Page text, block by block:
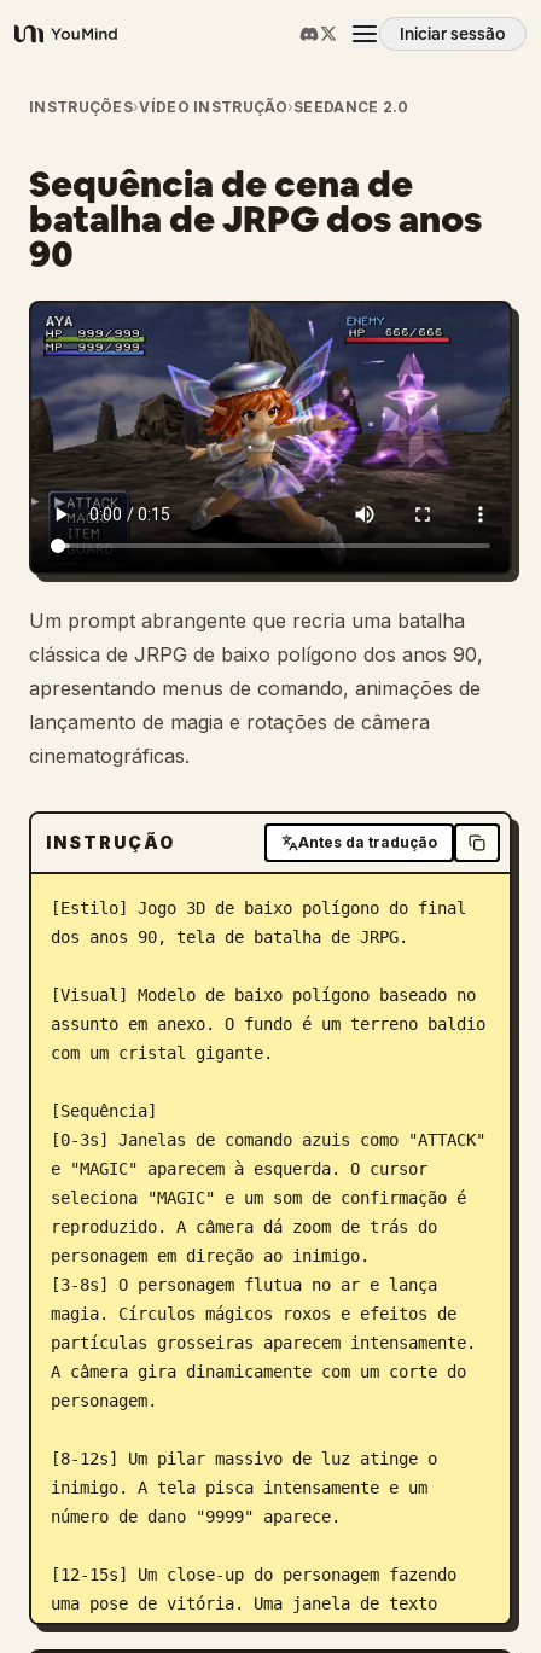
YouMind
Iniciar sessão
Visão geral
Casos de uso
Habilidades
Prompts
Preços
Transferir
Blogue
Atualizações
INSTRUÇÕES›VÍDEO INSTRUÇÃO›SEEDANCE 2.0
Sequência de cena de
batalha de JRPG dos anos
90
Um prompt abrangente que recria uma batalha
clássica de JRPG de baixo polígono dos anos 90,
apresentando menus de comando, animações de
lançamento de magia e rotações de câmera
cinematográficas.
INSTRUÇÃO Antes da tradução
[Estilo] Jogo 3D de baixo polígono do final
dos anos 90, tela de batalha de JRPG.
[Visual] Modelo de baixo polígono baseado no
assunto em anexo. O fundo é um terreno baldio
com um cristal gigante.
[Sequência]
[0-3s] Janelas de comando azuis como "ATTACK"
e "MAGIC" aparecem à esquerda. O cursor
seleciona "MAGIC" e um som de confirmação é
reproduzido. A câmera dá zoom de trás do
personagem em direção ao inimigo.
[3-8s] O personagem flutua no ar e lança
magia. Círculos mágicos roxos e efeitos de
partículas grosseiras aparecem intensamente.
A câmera gira dinamicamente com um corte do
personagem.
[8-12s] Um pilar massivo de luz atinge o
inimigo. A tela pisca intensamente e um
número de dano "9999" aparece.
[12-15s] Um close-up do personagem fazendo
uma pose de vitória. Uma janela de texto
aparece na parte inferior e a frase "This is